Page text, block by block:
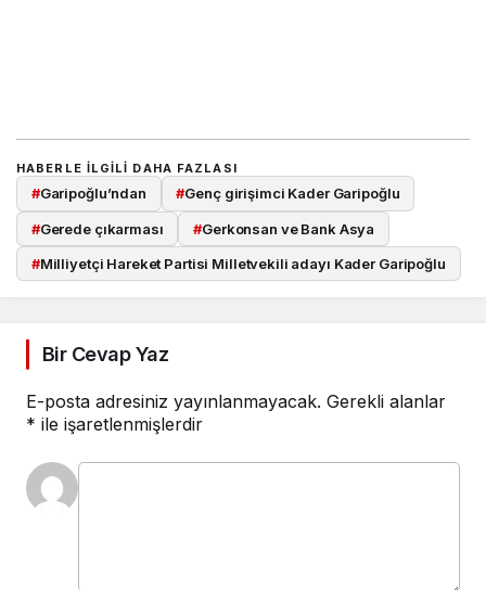
HABERLE ILGILI DAHA FAZLASI
#Garipoğlu’ndan #Genç girişimci Kader Garipoğlu
#Gerede çıkarması #Gerkonsan ve Bank Asya
#Milliyetçi Hareket Partisi Milletvekili adayı Kader Garipoğlu
Bir Cevap Yaz
E-posta adresiniz yayınlanmayacak. Gerekli alanlar
* ile işaretlenmişlerdir